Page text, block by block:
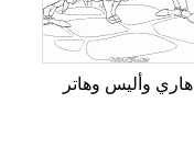
هاري وأليس وهاتر